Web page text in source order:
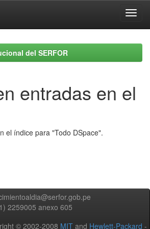
del SERFOR
entradas en el
el índice para "Todo DSpace".
2259005 anexo 605
© 2002-2008 MIT and Hewlett-Packard -